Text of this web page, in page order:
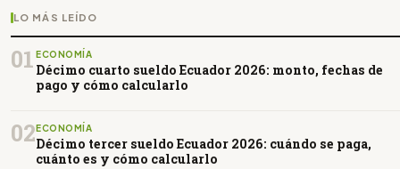
LO MÁS LEÍDO
01 ECONOMÍA
Décimo cuarto sueldo Ecuador 2026: monto, fechas de
pago y cómo calcularlo
02 ECONOMÍA
Décimo tercer sueldo Ecuador 2026: cuándo se paga,
cuánto es y cómo calcularlo